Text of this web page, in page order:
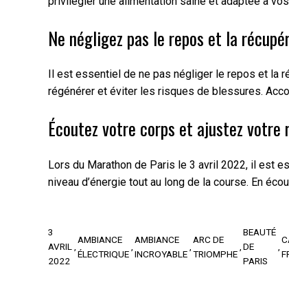
Ne négligez pas le repos et la
Il est essentiel de ne pas négliger le repos et la
régénérer et éviter les risques de blessures.
Écoutez votre corps et ajustez votre
Lors du Marathon de Paris le 3 avril 2022, il est
niveau d’énergie tout au long de la course. En
3
AVRIL
2022
AMBIANCE
ÉLECTRIQUE
AMBIANCE
INCROYABLE
ARC DE
TRIOMPHE
BEAUTÉ
DE
PARIS